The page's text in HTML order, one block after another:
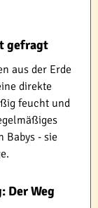
gefragt
aus der Erde
direkte
feucht und
Babys - sie
Der Weg